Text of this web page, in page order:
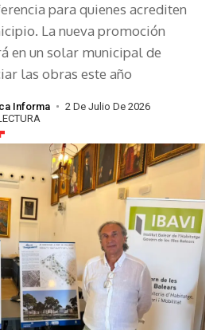
para quienes acrediten
La nueva promoción
en un solar municipal de
las obras este año
Informa
2 De Julio De 2026